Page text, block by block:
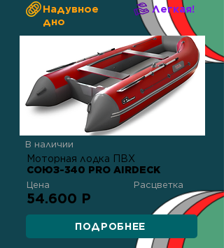
Надувное
дно
Легкая!
В наличии
Моторная лодка ПВХ
СОЮЗ-340 PRO AIRDECK
Цена Расцветка
54.600 Р
ПОДРОБНЕЕ